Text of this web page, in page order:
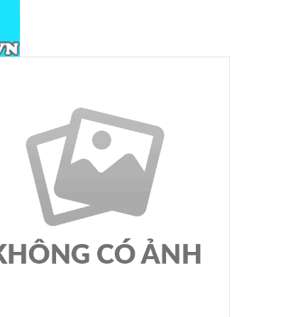
nhà giáo, CBQL cơ sở giáo dục và nhân sự
hỗ trợ giáo dục công tác trong các cơ sở
giáo dục công lập theo Nghị định số
182/2026/NĐ-CP)
Ngày ban hành: (04/08/2026)